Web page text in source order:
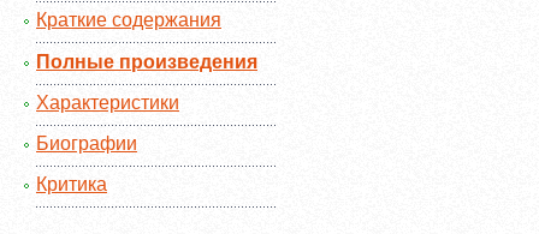
Краткие содержания
Полные произведения
Характеристики
Биографии
Критика